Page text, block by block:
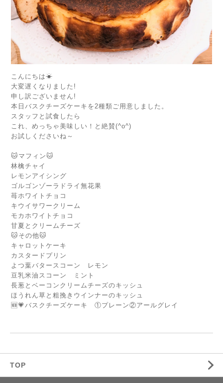
こんにちは☀
大変遅くなりました!
申し訳ございません!
本日バスクチーズケーキを2種類ご用意しました。
スタッフと試食したら
これ、めっちゃ美味しい！と絶賛(^o^)
お試しくださいね～
🐱マフィン🐱
林檎チャイ
レモンアイシング
ゴルゴンゾーラドライ無花果
苺ホワイトチョコ
キウイサワークリーム
モカホワイトチョコ
甘夏とクリームチーズ
🐱その他🐱
キャロットケーキ
カスタードプリン
よつ葉バタースコーン レモン
豆乳米油スコーン ミント
長葱とベーコンクリームチーズのキッシュ
ほうれん草と粗挽きウインナーのキッシュ
🆕💗バスクチーズケーキ ①プレーン②アールグレイ
TOP